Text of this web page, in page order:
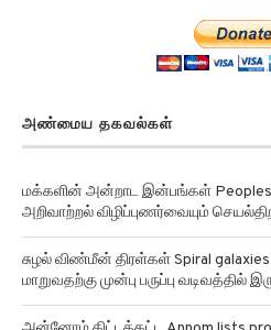
அண்மைய தகவல்கள்
மக்களின் அன்றாட இன்பங்கள் Peoples
அறிவாற்றல் விழிப்புணர்வையும்
சுழல் விண்மீன் திரள்கள் Spiral
மாறுவதற்கு முன்பு பருப்பு வடிவத்தில்